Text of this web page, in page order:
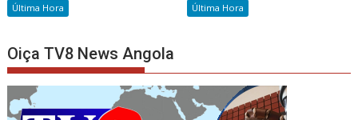
Última Hora Última Hora
Oiça TV8 News Angola